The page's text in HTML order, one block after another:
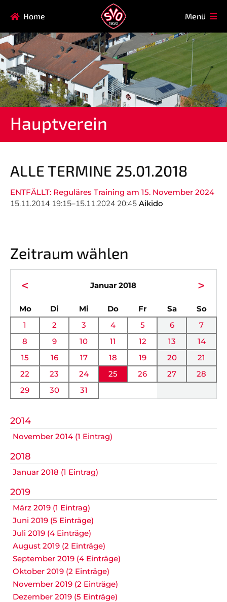
Home Menü
Hauptverein
ALLE TERMINE 25.01.2018
ENTFÄLLT: Reguläres Training am 15. November 2024
15.11.2014 19:15–15.11.2024 20:45 Aikido
Zeitraum wählen
< Januar 2018 >
Montag Dienstag
Mittwoch
Donnerstag
Freitag SamstagSo
1
2 3 4 5 6
7
8
9 10 11 12 13
14
15
16 17 18 19 20
21
22
23 24 25 26 27
28
29
30 31
2014
November 2014 (1 Eintrag)
2018
Januar 2018 (1 Eintrag)
2019
März 2019 (1 Eintrag)
Juni 2019 (5 Einträge)
Juli 2019 (4 Einträge)
August 2019 (2 Einträge)
September 2019 (4 Einträge)
Oktober 2019 (2 Einträge)
November 2019 (2 Einträge)
Dezember 2019 (5 Einträge)
Navigation
überspringen
HAUPTVEREIN
MITGLIEDSCHAFT
FAQ
Navigation
überspringen
AIKIDO
EISSTOCK
FITNESSKURSE
FUSSBALL
GARDE
GESUNDHEITSSPORT
KINDERTURNEN
KYUDO
REHASPORT
TAEKWONDO
TENNIS
Navigation
überspringen
SVO
Mitgliedschaft
Ehrenmitglieder
Gesundheitssport
Verwaltung Intern
INFO
Alle Termine
Anfahrt
Chronik
Fanshop
VEREIN
Vereinssatzung
Schutzkonzept
Impressum
Datenschutz
KOOPERATIONEN
Nicht das Richtige gefunden?
Bitte nehmen Sie Kontakt mit uns auf. Wir helfen
gerne weiter.
post@svo.germaringen.de
Navigation
überspringen
Anfahrt Impressum